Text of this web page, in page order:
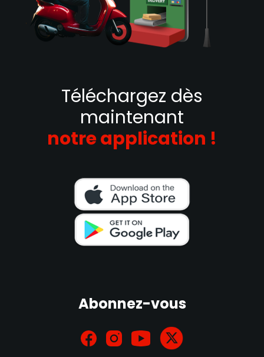
Téléchargez dès
maintenant
notre application !
Abonnez-vous